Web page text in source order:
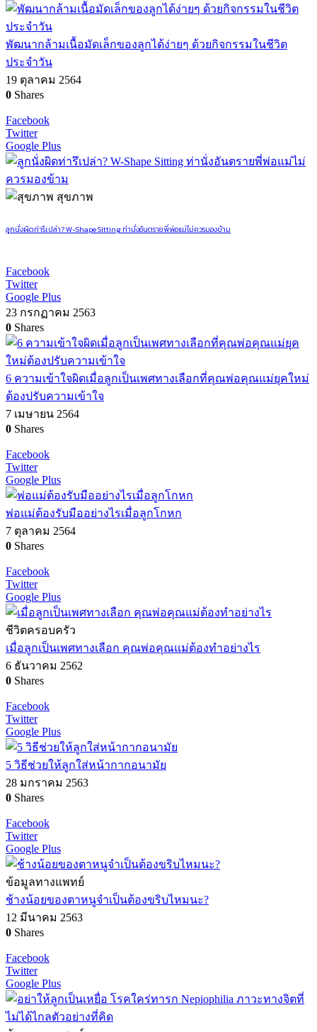
พัฒนากล้ามเนื้อมัดเล็กของลูกได้ง่ายๆ ด้วยกิจกรรมในชีวิต
ประจำวัน
19 ตุลาคม 2564
0 Shares
Facebook
Twitter
Google Plus
สุขภาพ
ลูกนั่งผิดท่ารึเปล่า? W-Shape Sitting ท่านั่งอันตรายพี่พ่อแม่ไม่ควรมองข้าม
Facebook
Twitter
Google Plus
23 กรกฏาคม 2563
0 Shares
6 ความเข้าใจผิดเมื่อลูกเป็นเพศทางเลือกที่คุณพ่อคุณแม่ยุคใหม่
ต้องปรับความเข้าใจ
7 เมษายน 2564
0 Shares
Facebook
Twitter
Google Plus
พ่อแม่ต้องรับมืออย่างไรเมื่อลูกโกหก
7 ตุลาคม 2564
0 Shares
Facebook
Twitter
Google Plus
ชีวิตครอบครัว
เมื่อลูกเป็นเพศทางเลือก คุณพ่อคุณแม่ต้องทำอย่างไร
6 ธันวาคม 2562
0 Shares
Facebook
Twitter
Google Plus
5 วิธีช่วยให้ลูกใส่หน้ากากอนามัย
28 มกราคม 2563
0 Shares
Facebook
Twitter
Google Plus
ข้อมูลทางแพทย์
ช้างน้อยของตาหนูจำเป็นต้องขริบไหมนะ?
12 มีนาคม 2563
0 Shares
Facebook
Twitter
Google Plus